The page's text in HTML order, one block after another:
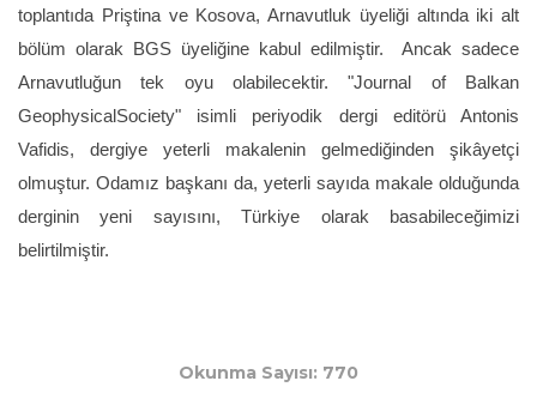
toplantıda Priştina ve Kosova, Arnavutluk üyeliği altında iki alt
bölüm olarak BGS üyeliğine kabul edilmiştir. Ancak sadece
Arnavutluğun tek oyu olabilecektir. "Journal of Balkan
GeophysicalSociety" isimli periyodik dergi editörü Antonis
Vafidis, dergiye yeterli makalenin gelmediğinden şikâyetçi
olmuştur. Odamız başkanı da, yeterli sayıda makale olduğunda
derginin yeni sayısını, Türkiye olarak basabileceğimizi
belirtilmiştir.
Okunma Sayısı: 770